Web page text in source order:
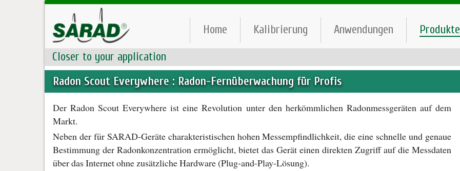
Home Kalibrierung Anwendungen Produkte
Closer to your application
Radon Scout Everywhere : Radon-Fernüberwachung für Profis
Der Radon Scout Everywhere ist eine Revolution unter den herkömmlichen Radonmessgeräten auf dem
Markt.
Neben der für SARAD-Geräte charakteristischen hohen Messempfindlichkeit, die eine schnelle und genaue
Bestimmung der Radonkonzentration ermöglicht, bietet das Gerät einen direkten Zugriff auf die Messdaten
über das Internet ohne zusätzliche Hardware (Plug-and-Play-Lösung).